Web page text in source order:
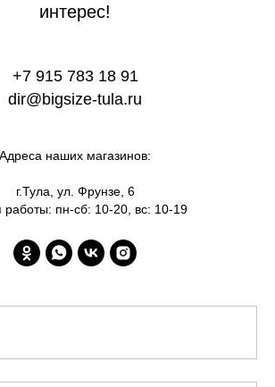
интерес!
+7 915 783 18 91
dir@bigsize-tula.ru
Адреса наших магазинов:
г.Тула, ул. Фрунзе, 6
работы: пн-сб: 10-20, вс: 10-19